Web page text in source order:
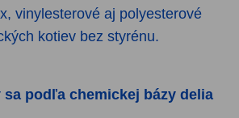
vinylesterové aj polyesterové
kotiev bez styrénu.
sa podľa chemickej bázy delia